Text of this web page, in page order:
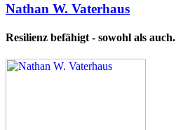
Nathan W. Vaterhaus
Resilienz befähigt - sowohl als auch.